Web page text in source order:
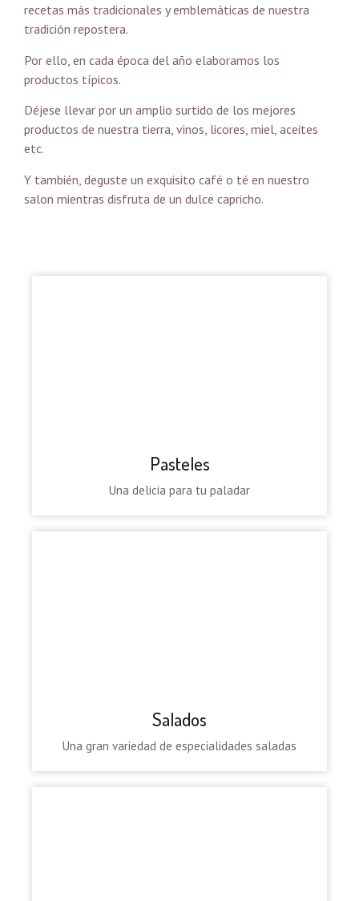
recetas más tradicionales y emblemáticas de nuestra
tradición repostera.
Por ello, en cada época del año elaboramos los
productos típicos.
Déjese llevar por un amplio surtido de los mejores
productos de nuestra tierra, vinos, licores, miel, aceites
etc.
Y también, deguste un exquisito café o té en nuestro
salon mientras disfruta de un dulce capricho.
Pasteles
Una delicia para tu paladar
Salados
Una gran variedad de especialidades saladas